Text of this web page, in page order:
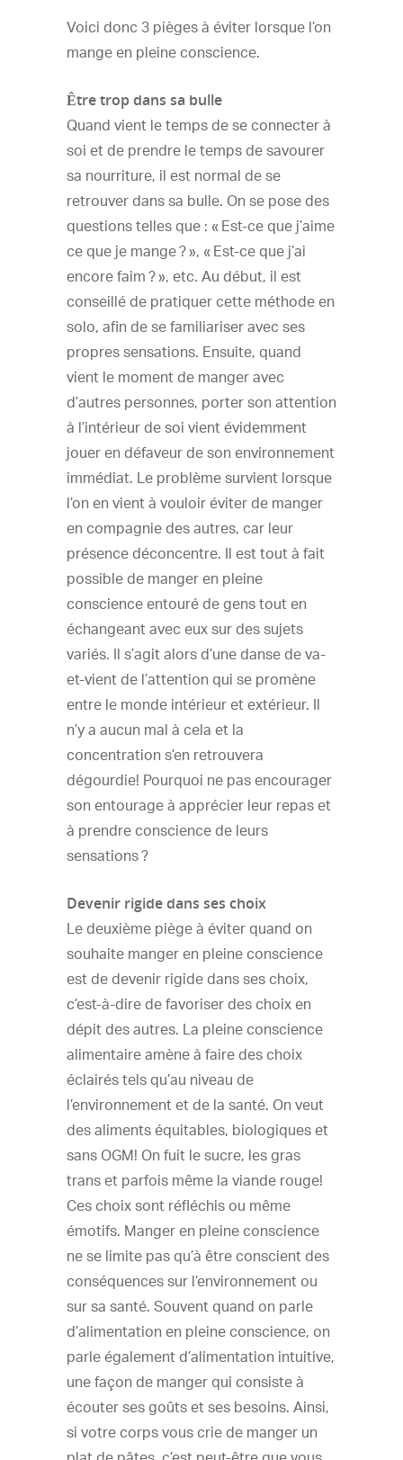
Voici donc 3 pièges à éviter lorsque l’on
mange en pleine conscience.
Être trop dans sa bulle
Quand vient le temps de se connecter à
soi et de prendre le temps de savourer
sa nourriture, il est normal de se
retrouver dans sa bulle. On se pose des
questions telles que : « Est-ce que j’aime
ce que je mange ? », « Est-ce que j’ai
encore faim ? », etc. Au début, il est
conseillé de pratiquer cette méthode en
solo, afin de se familiariser avec ses
propres sensations. Ensuite, quand
vient le moment de manger avec
d’autres personnes, porter son attention
à l’intérieur de soi vient évidemment
jouer en défaveur de son environnement
immédiat. Le problème survient lorsque
l’on en vient à vouloir éviter de manger
en compagnie des autres, car leur
présence déconcentre. Il est tout à fait
possible de manger en pleine
conscience entouré de gens tout en
échangeant avec eux sur des sujets
variés. Il s’agit alors d’une danse de va-
et-vient de l’attention qui se promène
entre le monde intérieur et extérieur. Il
n’y a aucun mal à cela et la
concentration s’en retrouvera
dégourdie! Pourquoi ne pas encourager
son entourage à apprécier leur repas et
à prendre conscience de leurs
sensations ?
Devenir rigide dans ses choix
Le deuxième piège à éviter quand on
souhaite manger en pleine conscience
est de devenir rigide dans ses choix,
c’est-à-dire de favoriser des choix en
dépit des autres. La pleine conscience
alimentaire amène à faire des choix
éclairés tels qu’au niveau de
l’environnement et de la santé. On veut
des aliments équitables, biologiques et
sans OGM! On fuit le sucre, les gras
trans et parfois même la viande rouge!
Ces choix sont réfléchis ou même
émotifs. Manger en pleine conscience
ne se limite pas qu’à être conscient des
conséquences sur l’environnement ou
sur sa santé. Souvent quand on parle
d’alimentation en pleine conscience, on
parle également d’alimentation intuitive,
une façon de manger qui consiste à
écouter ses goûts et ses besoins. Ainsi,
si votre corps vous crie de manger un